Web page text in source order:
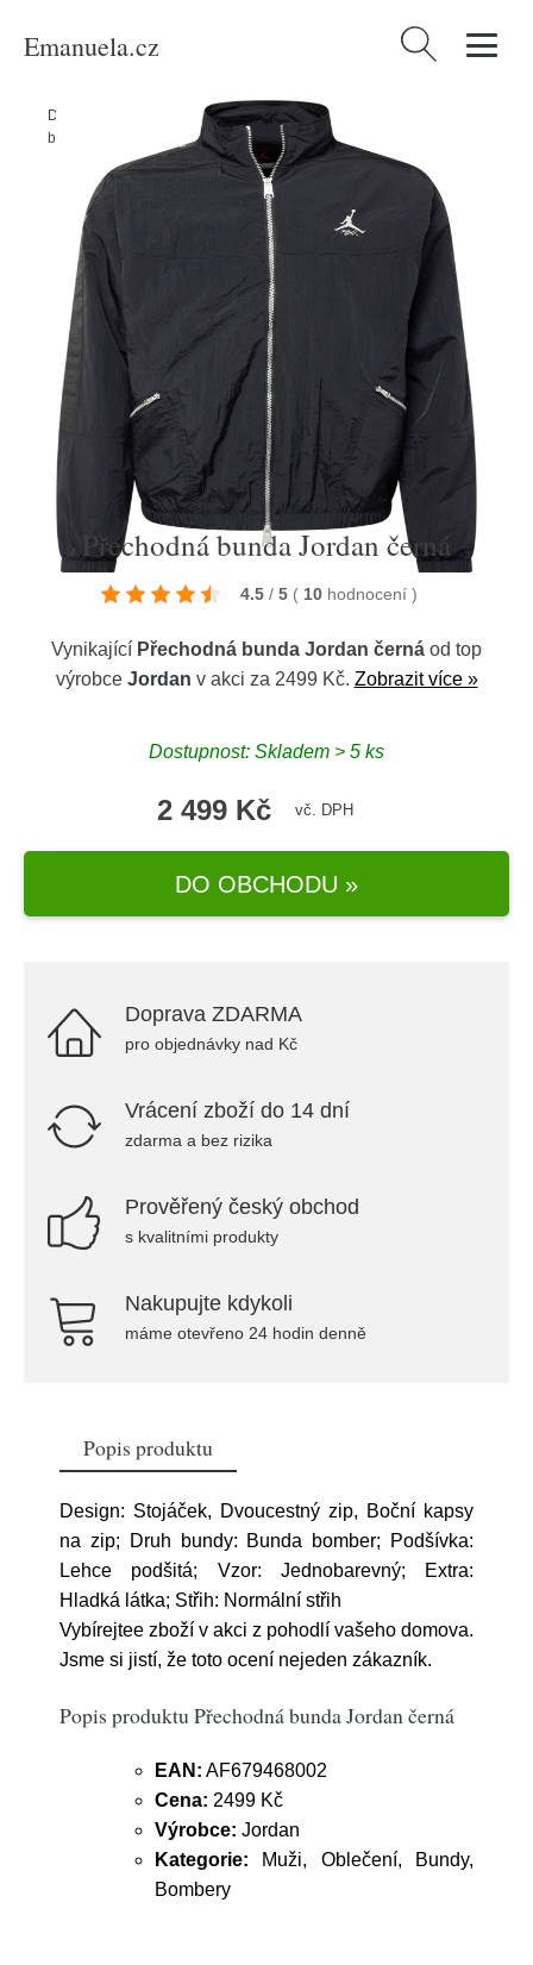
Emanuela.cz Vyhledávání
Domů /Oblečení/ Bundy/Bombery
bunda Jordan černá
Přechodná bunda Jordan černá
4.5 / 5 ( 10 hodnocení )
Vynikající Přechodná bunda Jordan černá od top
výrobce Jordan v akci za 2499 Kč. Zobrazit více »
Dostupnost: Skladem > 5 ks
2 499 Kč vč. DPH
DO OBCHODU »
Doprava ZDARMA
pro objednávky nad Kč
Vrácení zboží do 14 dní
zdarma a bez rizika
Prověřený český obchod
s kvalitními produkty
Nakupujte kdykoli
máme otevřeno 24 hodin denně
Popis produktu
Design: Stojáček, Dvoucestný zip, Boční kapsy
na zip; Druh bundy: Bunda bomber; Podšívka:
Lehce podšitá; Vzor: Jednobarevný; Extra:
Hladká látka; Střih: Normální střih
Vybírejtee zboží v akci z pohodlí vašeho domova.
Jsme si jistí, že toto ocení nejeden zákazník.
Popis produktu Přechodná bunda Jordan černá
EAN: AF679468002
Cena: 2499 Kč
Výrobce: Jordan
Kategorie: Muži, Oblečení, Bundy,
Bombery